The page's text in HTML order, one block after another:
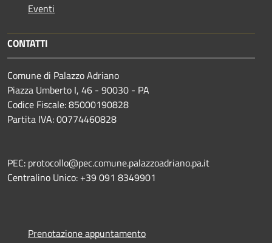
Eventi
CONTATTI
Comune di Palazzo Adriano
Piazza Umberto I, 46 - 90030 - PA
Codice Fiscale: 85000190828
Partita IVA: 00774460828
PEC: protocollo@pec.comune.palazzoadriano.pa.it
Centralino Unico: +39 091 8349901
Prenotazione appuntamento